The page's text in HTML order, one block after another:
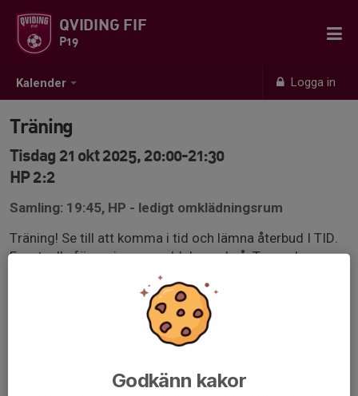
Kalender Logga in
QVIDING FIF
P19
Träning
Tisdag 21 okt 2025, 20:00-21:30
HP 2:2
Samling: 19:45, HP - ledigt omklädningsrum
Träning! Se till att komma i tid och lämna återbud I TID.
Eventuella förseningar meddelas också. Ta med er
något att äta efter träningen, macka? Frukt?
Qvidingskläder på. OBS glöm ej egen vattenflaska och
Godkänn kakor